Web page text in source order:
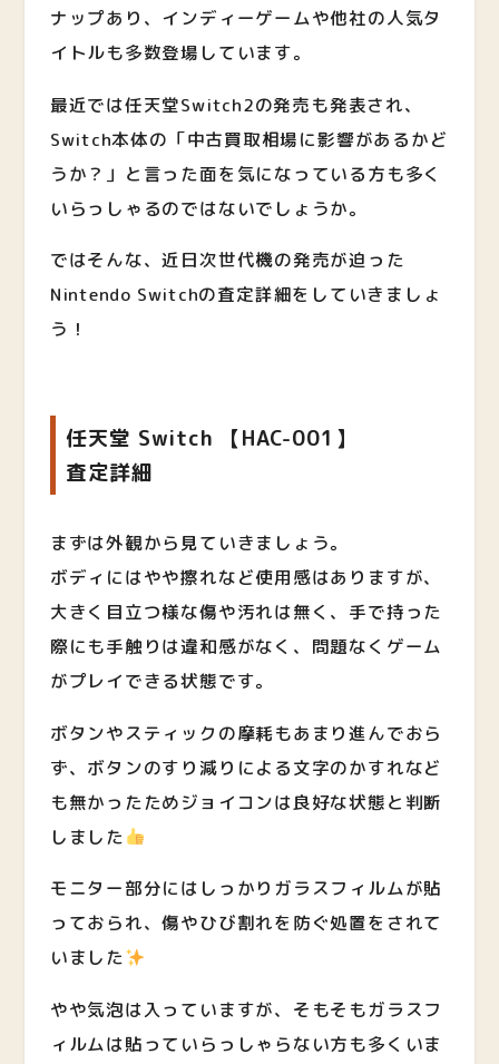
ナップあり、インディーゲームや他社の人気タ
イトルも多数登場しています。
最近では任天堂Switch2の発売も発表され、
Switch本体の「中古買取相場に影響があるかど
うか？」と言った面を気になっている方も多く
いらっしゃるのではないでしょうか。
ではそんな、近日次世代機の発売が迫った
Nintendo Switchの査定詳細をしていきましょ
う！
任天堂 Switch 【HAC-001】
査定詳細
まずは外観から見ていきましょう。
ボディにはやや擦れなど使用感はありますが、
大きく目立つ様な傷や汚れは無く、手で持った
際にも手触りは違和感がなく、問題なくゲーム
がプレイできる状態です。
ボタンやスティックの摩耗もあまり進んでおら
ず、ボタンのすり減りによる文字のかすれなど
も無かったためジョイコンは良好な状態と判断
しました
モニター部分にはしっかりガラスフィルムが貼
っておられ、傷やひび割れを防ぐ処置をされて
いました
やや気泡は入っていますが、そもそもガラスフ
ィルムは貼っていらっしゃらない方も多くいま